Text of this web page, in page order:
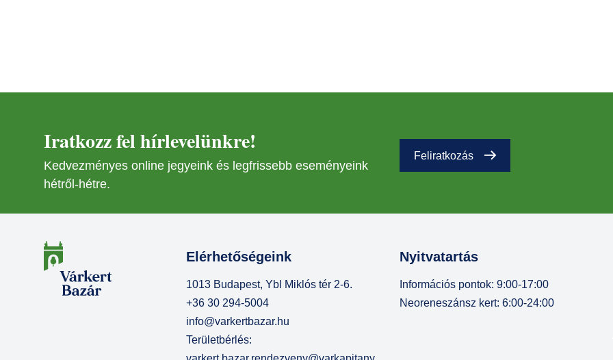
Iratkozz fel hírlevelünkre!
Kedvezményes online jegyeink és legfrissebb eseményeink
hétről-hétre.
Feliratkozás
Elérhetőségeink
1013 Budapest, Ybl Miklós tér 2-6.
+36 30 294-5004
info@varkertbazar.hu
Területbérlés:
Nyitvatartás
Információs pontok: 9:00-17:00
Neoreneszánsz kert: 6:00-24:00